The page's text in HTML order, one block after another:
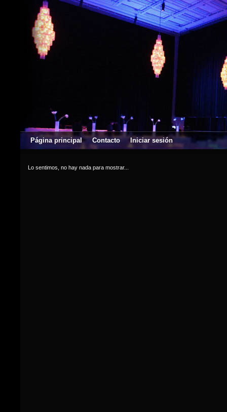
Página principal Contacto Iniciar sesión
Lo sentimos, no hay nada para mostrar...